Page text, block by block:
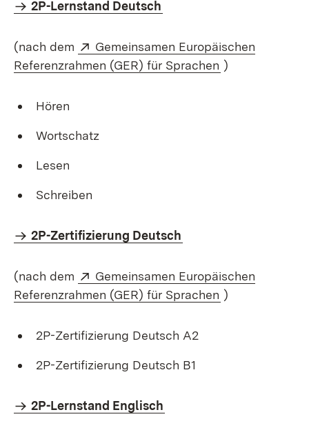
2P-Lernstand Deutsch
(nach dem Extern:
Gemeinsamen Europäischen
Referenzrahmen (GER) für Sprachen (Öffnet in
)
Hören
Wortschatz
Lesen
Schreiben
2P-Zertifizierung Deutsch
(nach dem Extern:
Gemeinsamen Europäischen
Referenzrahmen (GER) für Sprachen (Öffnet in
)
2P-Zertifizierung Deutsch A2
2P-Zertifizierung Deutsch B1
2P-Lernstand Englisch